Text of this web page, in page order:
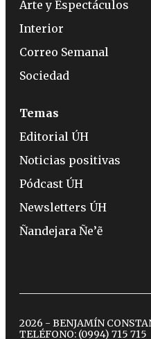
Arte y Espectáculos
Interior
Correo Semanal
Sociedad
Temas
Editorial ÚH
Noticias positivas
Pódcast ÚH
Newsletters ÚH
Ñandejara Ñe’ẽ
2026 - BENJAMÍN
TELÉFONO: (0994) 715 715